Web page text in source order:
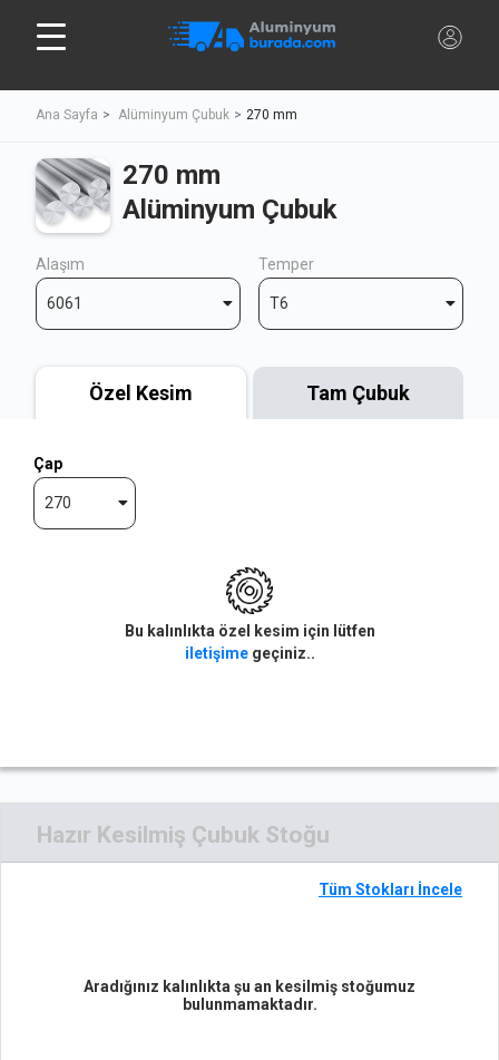
Ana Sayfa Alüminyum Çubuk 270 mm
270 mm
Alüminyum Çubuk
Alaşım
6061
Temper
T6
Özel Kesim Tam Çubuk
Çap
270
Bu kalınlıkta özel kesim için lütfen
iletişimegeçiniz..
Hazır Kesilmiş Çubuk Stoğu
Tüm Stokları İncele
Aradığınız kalınlıkta şu an kesilmiş stoğumuz
bulunmamaktadır.